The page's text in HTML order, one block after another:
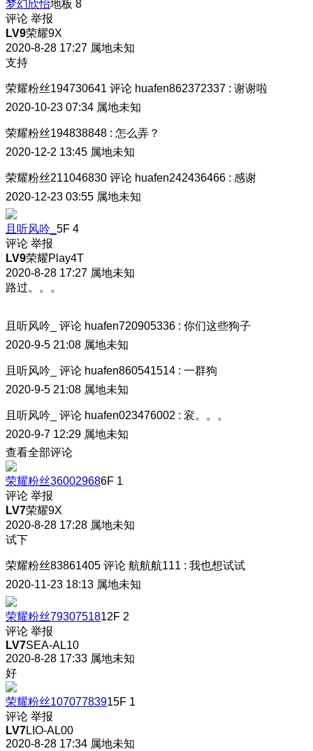
梦幻欣怡地板 8
评论 举报
LV9荣耀9X
2020-8-28 17:27 属地未知
支持
荣耀粉丝194730641 评论 huafen862372337 : 谢谢啦
2020-10-23 07:34 属地未知
荣耀粉丝194838848 : 怎么弄？
2020-12-2 13:45 属地未知
荣耀粉丝211046830 评论 huafen242436466 : 感谢
2020-12-23 03:55 属地未知
且听风吟_ 5F 4
评论 举报
LV9荣耀Play4T
2020-8-28 17:27 属地未知
路过。。。
且听风吟_ 评论 huafen720905336 : 你们这些狗子
2020-9-5 21:08 属地未知
且听风吟_ 评论 huafen860541514 : 一群狗
2020-9-5 21:08 属地未知
且听风吟_ 评论 huafen023476002 : 衮。。。
2020-9-7 12:29 属地未知
查看全部评论
荣耀粉丝360029686F 1
评论 举报
LV7荣耀9X
2020-8-28 17:28 属地未知
试下
荣耀粉丝83861405 评论 航航航111 : 我也想试试
2020-11-23 18:13 属地未知
荣耀粉丝7930751812F 2
评论 举报
LV7SEA-AL10
2020-8-28 17:33 属地未知
好
荣耀粉丝10707783915F 1
评论 举报
LV7LIO-AL00
2020-8-28 17:34 属地未知